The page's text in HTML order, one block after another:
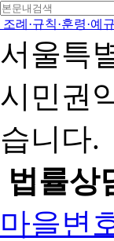
조례·규칙·훈령·예규
서울특
시민권
습니다.
법률상
마을변